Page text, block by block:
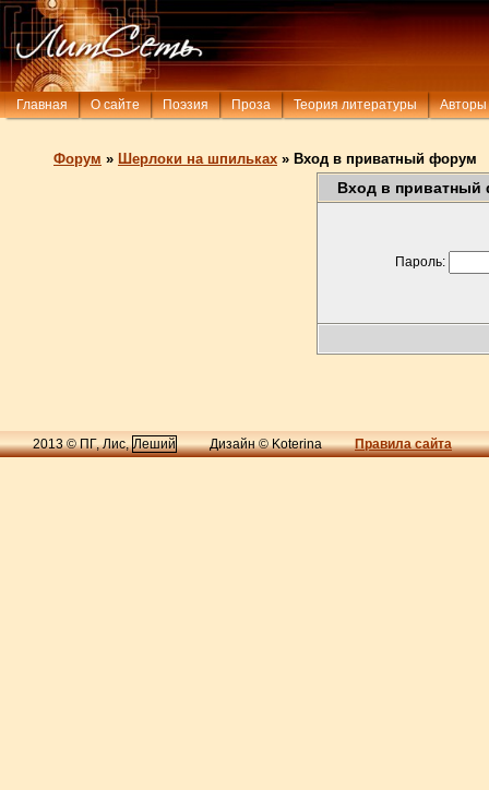
Главная О сайте Поэзия Проза Теория литературы Авторы
Форум » Шерлоки на шпильках » Вход в приватный форум
Вход в приватный
Пароль:
2013 © ПГ, Лис,Леший Дизайн © Koterina Правила сайта